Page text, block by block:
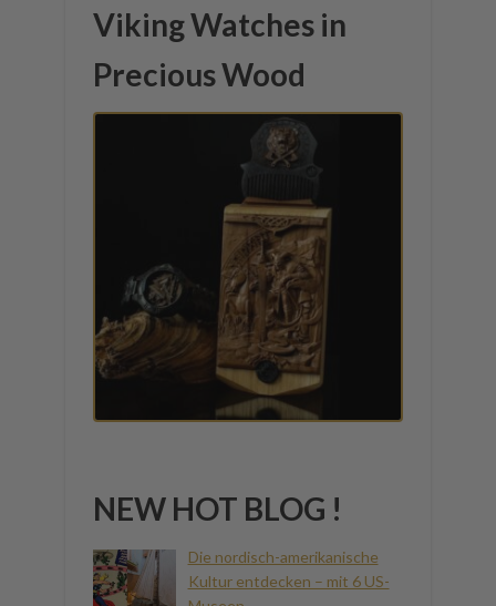
Viking Watches in
Precious Wood
NEW HOT BLOG !
Die nordisch-amerikanische
Kultur entdecken – mit 6 US-